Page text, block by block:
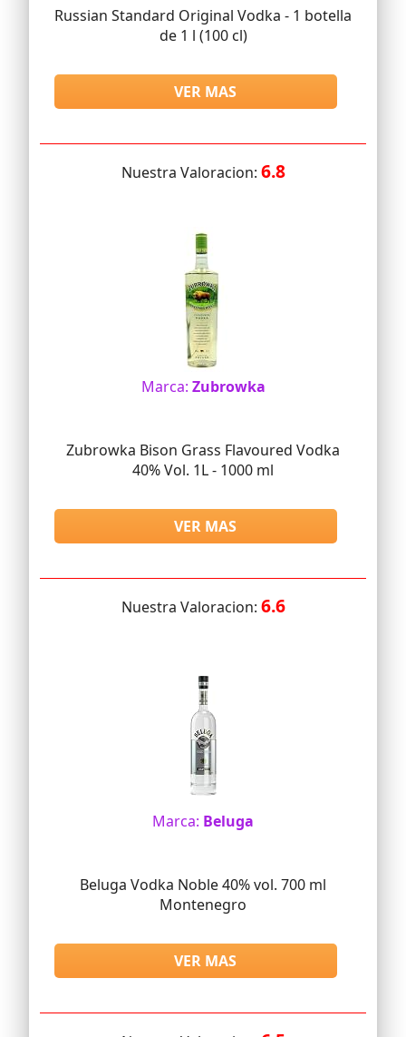
Russian Standard Original Vodka - 1 botella
de 1 l (100 cl)
VER MAS
Nuestra Valoracion: 6.8
Marca: Zubrowka
Zubrowka Bison Grass Flavoured Vodka
40% Vol. 1L - 1000 ml
VER MAS
Nuestra Valoracion: 6.6
Marca: Beluga
Beluga Vodka Noble 40% vol. 700 ml
Montenegro
VER MAS